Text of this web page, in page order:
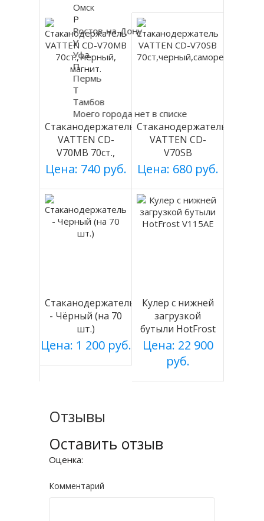
Стаканодержатель
VATTEN CD-
V70MB 70ст.,
черный, магнит.
Цена: 740 руб.
Стаканодержатель
VATTEN CD-
V70SB
70ст,черный,саморезы
Цена: 680 руб.
Стаканодержатель
- Чёрный (на 70
шт.)
Цена: 1 200 руб.
Кулер с нижней
загрузкой
бутыли HotFrost
V115AE
Цена: 22 900
руб.
Отзывы
Оставить отзыв
Оценка:
Комментарий
Омск
Р
Ростов-на-Дону
У
Уфа
П
Пермь
Т
Тамбов
Моего города нет в списке